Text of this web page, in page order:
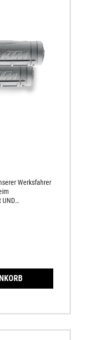
Werksfahrer
UND